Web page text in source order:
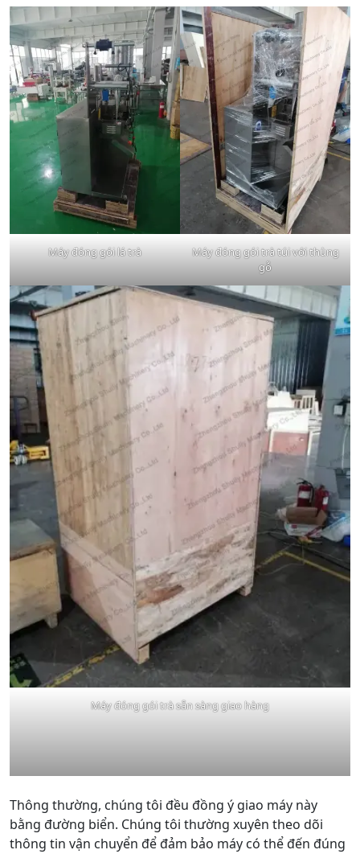
Máy đóng gói lá trà
Máy đóng gói trà túi với thùng
gỗ
Máy đóng gói trà sẵn sàng giao hàng
Thông thường, chúng tôi đều đồng ý giao máy này
bằng đường biển. Chúng tôi thường xuyên theo dõi
thông tin vận chuyển để đảm bảo máy có thể đến đúng